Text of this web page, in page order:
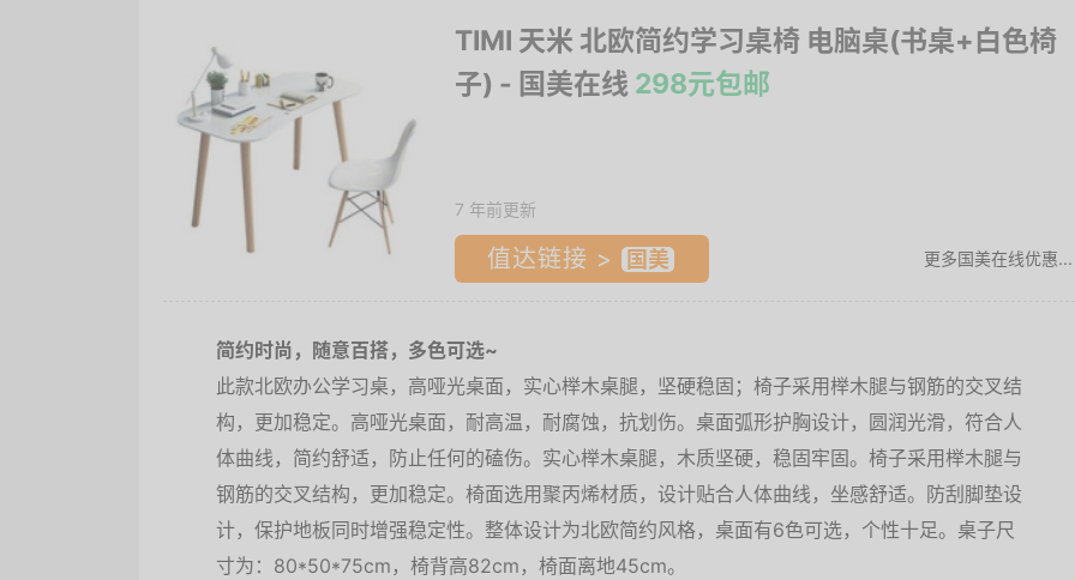
TIMI 天米 北欧简约学习桌椅 电脑桌(书桌+白色椅
子) - 国美在线 298元包邮
7 年前更新
值达链接 > 更多国美在线优惠...
简约时尚，随意百搭，多色可选~
此款北欧办公学习桌，高哑光桌面，实心榉木桌腿，坚硬稳固；椅子采用榉木腿与钢筋的交叉结
构，更加稳定。高哑光桌面，耐高温，耐腐蚀，抗划伤。桌面弧形护胸设计，圆润光滑，符合人
体曲线，简约舒适，防止任何的磕伤。实心榉木桌腿，木质坚硬，稳固牢固。椅子采用榉木腿与
钢筋的交叉结构，更加稳定。椅面选用聚丙烯材质，设计贴合人体曲线，坐感舒适。防刮脚垫设
计，保护地板同时增强稳定性。整体设计为北欧简约风格，桌面有6色可选，个性十足。桌子尺
寸为：80*50*75cm，椅背高82cm，椅面离地45cm。